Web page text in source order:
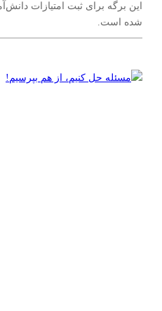
این برگه برای ثبت امتیازات
شده است.